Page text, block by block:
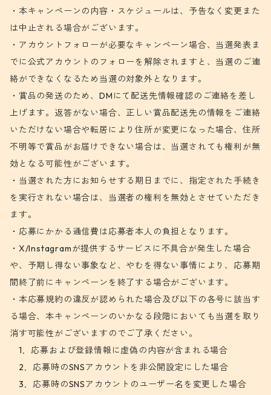
・本キャンペーンの内容・スケジュールは、予告なく変更また
は中止される場合がございます。
・アカウントフォローが必要なキャンペーン場合、当選発表ま
でに公式アカウントのフォローを解除されますと、当選のご連
絡ができなくなるため当選の対象外となります。
・賞品の発送のため、DMにて配送先情報確認のご連絡を差し
上げます。返答がない場合、正しい賞品配送先の情報をご連絡
いただけない場合や転居により住所が変更になった場合、住所
不明等で賞品がお届けできない場合は、当選されても権利が無
効となる可能性がございます。
・当選された方にお知らせする期日までに、指定された手続き
を実行されない場合は、当選者の権利を無効とさせていただき
ます。
・応募にかかる通信費は応募者本人の負担となります。
・X/Instagramが提供するサービスに不具合が発生した場合
や、予期し得ない事象など、やむを得ない事情により、応募期
間終了前にキャンペーンを終了する場合がございます。
・本応募規約の違反が認められた場合及び以下の各号に該当す
る場合、本キャンペーンのいかなる段階においても当選を取り
消す可能性がございますのでご了承ください。
1．応募および登録情報に虚偽の内容が含まれる場合
2．応募時のSNSアカウントを非公開設定にした場合
3．応募時のSNSアカウントのユーザー名を変更した場合